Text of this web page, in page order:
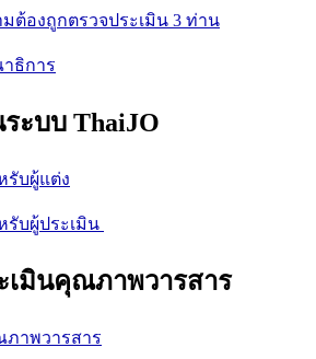
ต้องถูกตรวจประเมิน 3 ท่าน
ธิการ
ะบบ ThaiJO
รับผู้แต่ง
รับผู้ประเมิน
เมินคุณภาพวารสาร
าพวารสาร